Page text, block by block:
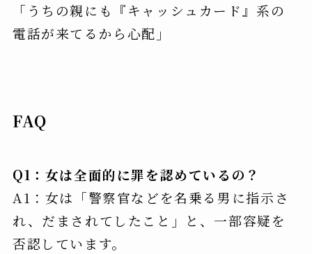
「うちの親にも『キャッシュカード』系の
電話が来てるから心配」
FAQ
Q1：女は全面的に罪を認めているの？
A1：女は「警察官などを名乗る男に指示さ
れ、だまされてしたこと」と、一部容疑を
否認しています。